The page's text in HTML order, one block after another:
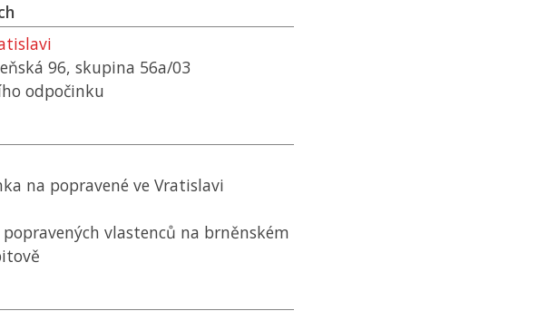
96, skupina 56a/03
odpočinku
na popravené ve Vratislavi
vlastenců na brněnském